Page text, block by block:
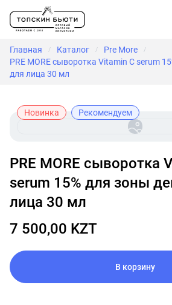
Главная / Каталог / Pre More /
PRE MORE сыворотка Vitamin C serum
для лица 30 мл
Новинка Рекомендуем
PRE MORE сыворотка Vitamin C
serum 15% для зоны
лица 30 мл
7 500,00 KZT
В корзину